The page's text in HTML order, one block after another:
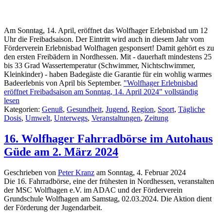
Am Sonntag, 14. April, eröffnet das Wolfhager Erlebnisbad um 12
Uhr die Freibadsaison. Der Eintritt wird auch in diesem Jahr vom
Förderverein Erlebnisbad Wolfhagen gesponsert! Damit gehört es zu
den ersten Freibädern in Nordhessen. Mit - dauerhaft mindestens 25
bis 33 Grad Wassertemperatur (Schwimmer, Nichtschwimmer,
Kleinkinder) - haben Badegäste die Garantie für ein wohlig warmes
Badeerlebnis von April bis September. "Wolfhager Erlebnisbad
eröffnet Freibadsaison am Sonntag, 14. April 2024" vollständig
lesen
Kategorien: Genuß, Gesundheit, Jugend, Region, Sport, Tägliche
Dosis, Umwelt, Unterwegs, Veranstaltungen, Zeitung
16. Wolfhager Fahrradbörse im Autohaus
Güde am 2. März 2024
Geschrieben von Peter Kranz am Sonntag, 4. Februar 2024
Die 16. Fahrradbörse, eine der frühesten in Nordhessen, veranstalten
der MSC Wolfhagen e.V. im ADAC und der Förderverein
Grundschule Wolfhagen am Samstag, 02.03.2024. Die Aktion dient
der Förderung der Jugendarbeit.